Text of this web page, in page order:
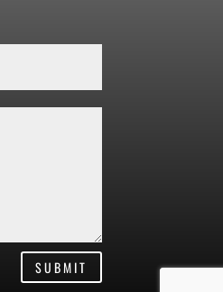
SUBMIT